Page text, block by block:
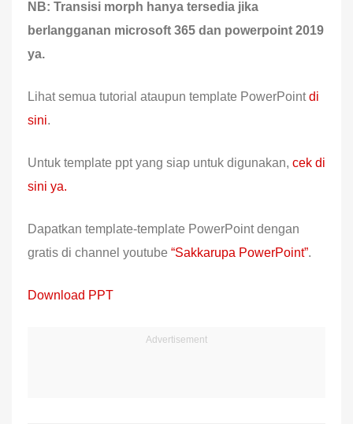
NB: Transisi morph hanya tersedia jika
berlangganan microsoft 365 dan powerpoint 2019
ya.
Lihat semua tutorial ataupun template PowerPointdi
sini.
Untuk template ppt yang siap untuk digunakan, cek di
sini ya.
Dapatkan template-template PowerPoint dengan
gratis di channel youtube “Sakkarupa PowerPoint”.
Download PPT
Advertisement